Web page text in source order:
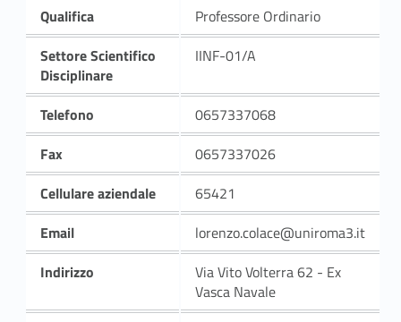
Qualifica
Professore Ordinario
Settore Scientifico
Disciplinare
IINF-01/A
Telefono
0657337068
Fax
0657337026
Cellulare aziendale
65421
Email
lorenzo.colace@uniroma3.it
Indirizzo
Via Vito Volterra 62 - Ex
Vasca Navale